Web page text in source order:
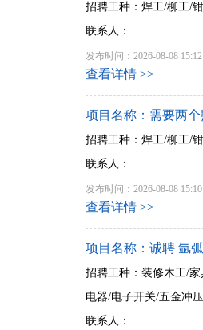
招聘工种：焊工/柳工/
联系人：
发布时间：2026-08-08
查看详情 >>
项目名称：需要两
招聘工种：焊工/柳工/
联系人：
发布时间：2026-08-08
查看详情 >>
项目名称：诚聘 氩
招聘工种：装修木工/
电器/电子开关/五金冲压
联系人：